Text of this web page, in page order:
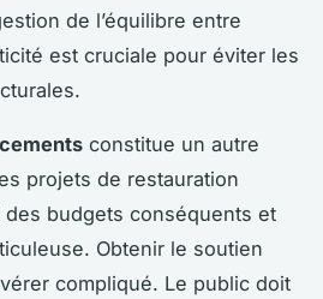
de l’équilibre entre
est cruciale pour éviter les
constitue un autre
projets de restauration
budgets conséquents et
Obtenir le soutien
compliqué. Le public doit